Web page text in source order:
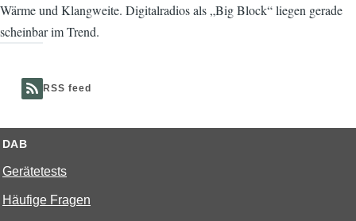
Wärme und Klangweite. Digitalradios als „Big Block“ liegen gerade
scheinbar im Trend.
RSS feed
DAB
Gerätetests
Häufige Fragen